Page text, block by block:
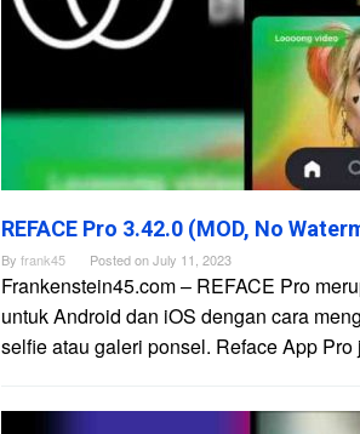
REFACE Pro 3.42.0 (MOD, No
By frank45 Posted onJuly 11, 2023
Frankenstein45.com – REFACE Pro
untuk Android dan iOS dengan cara
selfie atau galeri ponsel. Reface App